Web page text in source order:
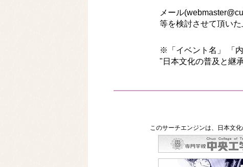
メール(
等を検討させて頂い
※「イベント名」 「
"日本文化の普及と継
このサーチエンジンは、日本文